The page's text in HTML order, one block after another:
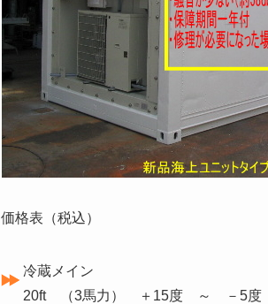
価格表（税込）
冷蔵メイン
20ft （3馬力） ＋15度 ～ －5度